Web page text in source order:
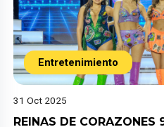
Entretenimiento
31 Oct 2025
REINAS DE CORAZONES